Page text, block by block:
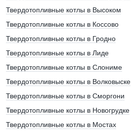
Твердотопливные котлы в Высоком
Твердотопливные котлы в Коссово
Твердотопливные котлы в Гродно
Твердотопливные котлы в Лиде
Твердотопливные котлы в Слониме
Твердотопливные котлы в Волковыске
Твердотопливные котлы в Сморгони
Твердотопливные котлы в Новогрудке
Твердотопливные котлы в Мостах